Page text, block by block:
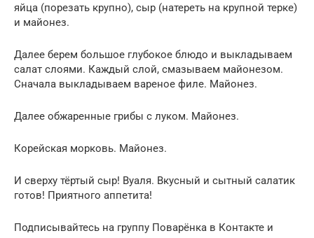
яйца (порезать крупно), сыр (натереть на крупной терке)
и майонез.
Далее берем большое глубокое блюдо и выкладываем
салат слоями. Каждый слой, смазываем майонезом.
Сначала выкладываем вареное филе. Майонез.
Далее обжаренные грибы с луком. Майонез.
Корейская морковь. Майонез.
И сверху тёртый сыр! Вуаля. Вкусный и сытный салатик
готов! Приятного аппетита!
Подписывайтесь на группу Поварёнка в Контакте и